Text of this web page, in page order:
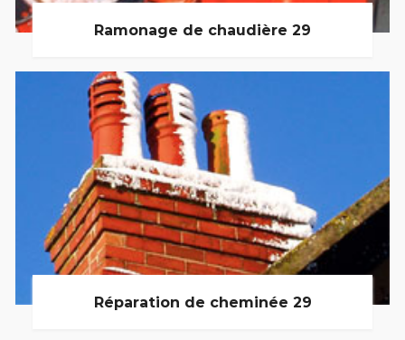
Ramonage de chaudière 29
Réparation de cheminée 29